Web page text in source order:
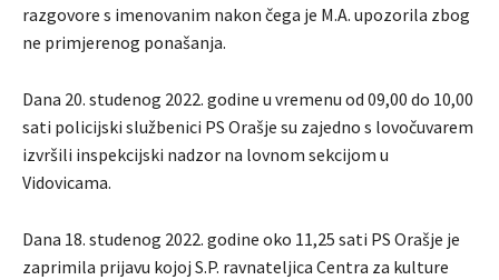
razgovore s imenovanim nakon čega je M.A. upozorila zbog
ne primjerenog ponašanja.
Dana 20. studenog 2022. godine u vremenu od 09,00 do 10,00
sati policijski službenici PS Orašje su zajedno s lovočuvarem
izvršili inspekcijski nadzor na lovnom sekcijom u
Vidovicama.
Dana 18. studenog 2022. godine oko 11,25 sati PS Orašje je
zaprimila prijavu kojoj S.P. ravnateljica Centra za kulture